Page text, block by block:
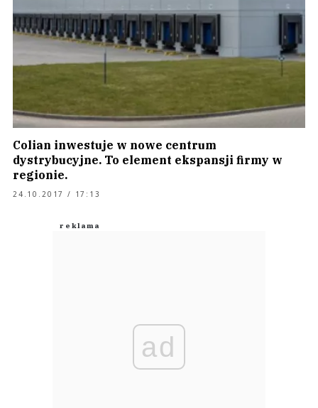
Colian inwestuje w nowe centrum
dystrybucyjne. To element ekspansji firmy w
regionie.
24.10.2017 / 17:13
ad